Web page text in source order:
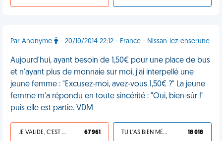
Par Anonyme - 20/10/2014 22:12 - France - Nissan-lez-enserune
Aujourd'hui, ayant besoin de 1,50€ pour une place de bus
et n'ayant plus de monnaie sur moi, j'ai interpellé une
jeune femme : "Excusez-moi, avez-vous 1,50€ ?" La jeune
femme m'a répondu en toute sincérité : "Oui, bien-sûr !"
puis elle est partie. VDM
JE VALIDE, C'EST UNE VDM 67 961 TU L'AS BIEN MÉRITÉ 18 018